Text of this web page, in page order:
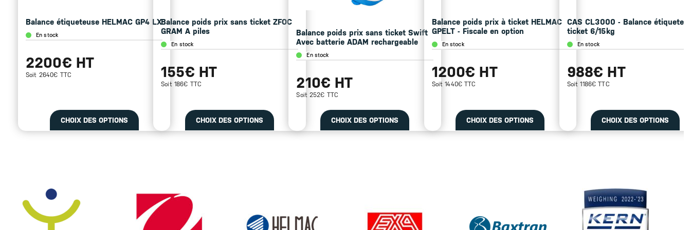
Balance étiqueteuse HELMAC GP4 LX
En stock
2200€ HT
Soit 2640€ TTC
CHOIX DES OPTIONS
Balance poids prix sans ticket ZFOC
GRAM A piles
En stock
155€ HT
Soit 186€ TTC
CHOIX DES OPTIONS
Balance poids prix sans ticket Swift
Avec batterie ADAM rechargeable
En stock
210€ HT
Soit 252€ TTC
CHOIX DES OPTIONS
Balance poids prix à ticket HELMAC
GPELT - Fiscale en option
En stock
1200€ HT
Soit 1440€ TTC
CHOIX DES OPTIONS
CAS CL3000 - Balance
ticket 6/15kg
En stock
988€ HT
Soit 1186€ TTC
CHOIX DES OPTIONS